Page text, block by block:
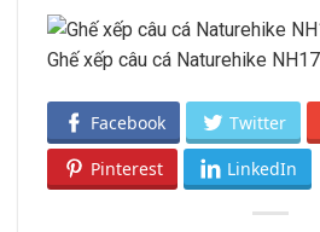
Ghế xếp câu cá Naturehike
Facebook Twitter
Pinterest LinkedIn